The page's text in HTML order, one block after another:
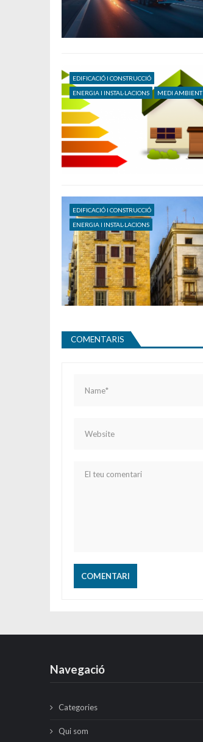
EDIFICACIÓ I CONSTRUCCIÓ
ENERGIA I INSTAL·LACIONS
MEDI AMBIENT
EDIFICACIÓ I CONSTRUCCIÓ
ENERGIA I INSTAL·LACIONS
COMENTARIS
Navegació
Categories
Qui som